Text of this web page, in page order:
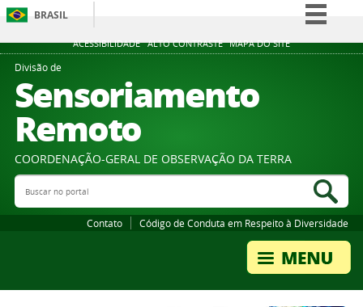
ACESSIBILIDADE ALTO CONTRASTE MAPA DO SITE
BRASIL
Simplifique!
Participe
Divisão de
Sensoriamento
Remoto
COORDENAÇÃO-GERAL DE OBSERVAÇÃO DA TERRA
Buscar no portal
Contato Código de Conduta em Respeito à Diversidade